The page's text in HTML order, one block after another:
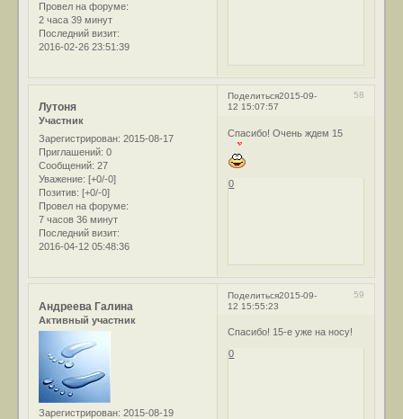
Провел на форуме:
2 часа 39 минут
Последний визит:
2016-02-26 23:51:39
Поделиться 58
2015-09-
12 15:07:57
Лутоня
Участник
Зарегистрирован: 2015-08-17
Приглашений: 0
Сообщений: 27
Уважение: [+0/-0]
Позитив: [+0/-0]
Провел на форуме:
7 часов 36 минут
Последний визит:
2016-04-12 05:48:36
Спасибо! Очень ждем 15
0
Поделиться 59
2015-09-
12 15:55:23
Андреева Галина
Активный участник
Зарегистрирован: 2015-08-19
Спасибо! 15-е уже на носу!
0